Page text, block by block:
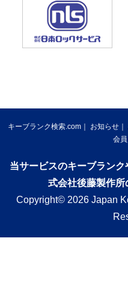
キーブランク検索.com お知らせ
会
当サービスのキーブラン
式会社後藤製作所
Copyright© 2026 Japan